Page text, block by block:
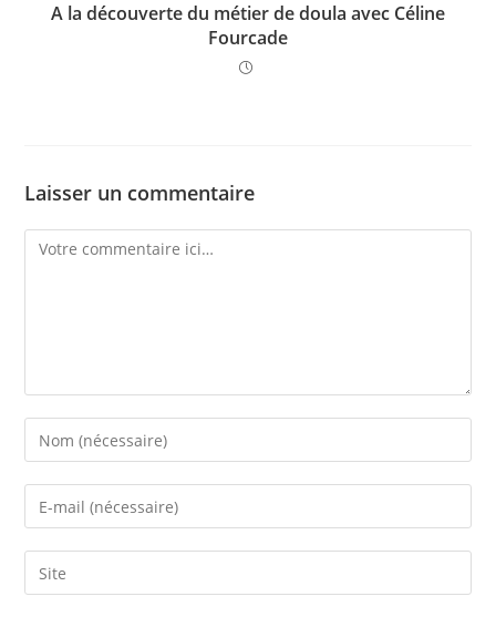
A la découverte du métier de doula avec Céline
Fourcade
Laisser un commentaire